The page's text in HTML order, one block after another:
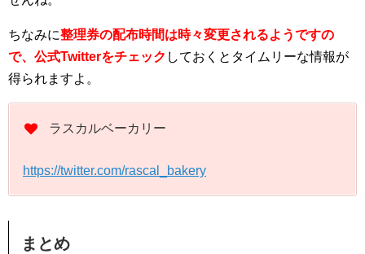
ちなみに整理券の配布時間は時々変更されるようですの
で、公式Twitterをチェック しておくとタイムリーな情報が
得られますよ。
ラスカルベーカリー
https://twitter.com/rascal_bakery
まとめ